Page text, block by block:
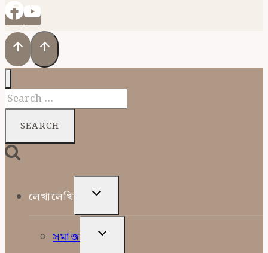
Search
for:
লেখালেখি
TOGGLE
MENU
সমাজ
TOGGLE